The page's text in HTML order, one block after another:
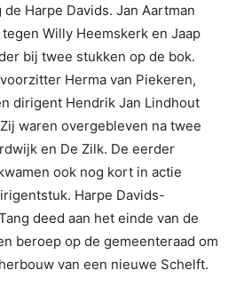
Harpe Davids. Jan Aartman
Willy Heemskerk en Jaap
bij twee stukken op de bok.
Herma van Piekeren,
dirigent Hendrik Jan Lindhout
waren overgebleven na twee
en De Zilk. De eerder
ook nog kort in actie
Harpe Davids-
deed aan het einde van de
beroep op de gemeenteraad om
van een nieuwe Schelft.